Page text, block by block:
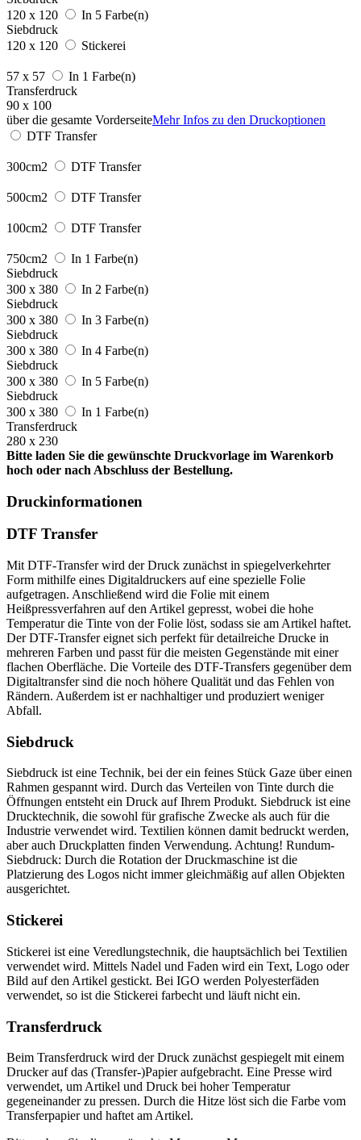
120 x 120
In 5 Farbe(n)
Siebdruck
120 x 120
Stickerei
57 x 57
In 1 Farbe(n)
Transferdruck
90 x 100
über die gesamte VorderseiteMehr Infos zu den Druckoptionen
DTF Transfer
300cm2 DTF Transfer
500cm2 DTF Transfer
100cm2 DTF Transfer
750cm2
In 1 Farbe(n)
Siebdruck
300 x 380
In 2 Farbe(n)
Siebdruck
300 x 380
In 3 Farbe(n)
Siebdruck
300 x 380
In 4 Farbe(n)
Siebdruck
300 x 380
In 5 Farbe(n)
Siebdruck
300 x 380
In 1 Farbe(n)
Transferdruck
280 x 230
Bitte laden Sie die gewünschte Druckvorlage im Warenkorb
hoch oder nach Abschluss der Bestellung.
Druckinformationen
DTF Transfer
Mit DTF-Transfer wird der Druck zunächst in spiegelverkehrter
Form mithilfe eines Digitaldruckers auf eine spezielle Folie
aufgetragen. Anschließend wird die Folie mit einem
Heißpressverfahren auf den Artikel gepresst, wobei die hohe
Temperatur die Tinte von der Folie löst, sodass sie am Artikel haftet.
Der DTF-Transfer eignet sich perfekt für detailreiche Drucke in
mehreren Farben und passt für die meisten Gegenstände mit einer
flachen Oberfläche. Die Vorteile des DTF-Transfers gegenüber dem
Digitaltransfer sind die noch höhere Qualität und das Fehlen von
Rändern. Außerdem ist er nachhaltiger und produziert weniger
Abfall.
Siebdruck
Siebdruck ist eine Technik, bei der ein feines Stück Gaze über einen
Rahmen gespannt wird. Durch das Verteilen von Tinte durch die
Öffnungen entsteht ein Druck auf Ihrem Produkt. Siebdruck ist eine
Drucktechnik, die sowohl für grafische Zwecke als auch für die
Industrie verwendet wird. Textilien können damit bedruckt werden,
aber auch Druckplatten finden Verwendung. Achtung! Rundum-
Siebdruck: Durch die Rotation der Druckmaschine ist die
Platzierung des Logos nicht immer gleichmäßig auf allen Objekten
ausgerichtet.
Stickerei
Stickerei ist eine Veredlungstechnik, die hauptsächlich bei Textilien
verwendet wird. Mittels Nadel und Faden wird ein Text, Logo oder
Bild auf den Artikel gestickt. Bei IGO werden Polyesterfäden
verwendet, so ist die Stickerei farbecht und läuft nicht ein.
Transferdruck
Beim Transferdruck wird der Druck zunächst gespiegelt mit einem
Drucker auf das (Transfer-)Papier aufgebracht. Eine Presse wird
verwendet, um Artikel und Druck bei hoher Temperatur
gegeneinander zu pressen. Durch die Hitze löst sich die Farbe vom
Transferpapier und haftet am Artikel.